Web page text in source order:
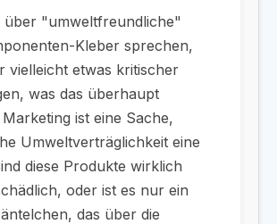
über "umweltfreundliche"
Kleber sprechen,
vielleicht etwas kritischer
was das überhaupt
ist eine Sache,
Umweltverträglichkeit eine
diese Produkte wirklich
oder ist es nur ein
das über die